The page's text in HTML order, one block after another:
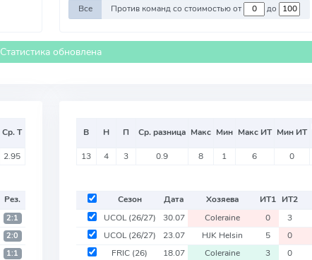
Все Против команд со стоимостью от до
Статистика обновлена
Ср. Т
2.95
Рез.
2:1
2:0
1:1
В Н П Ср. разница Макс Мин Макс ИТ Мин ИТ
13 4 3 0.9 8 1 6 0
Сезон Дата Хозяева ИТ1 ИТ2
UCOL(26/27) 30.07 Coleraine 0 3
UCOL(26/27) 23.07 HJK Helsin 5 0
FRIC (26) 18.07 Coleraine 3 0